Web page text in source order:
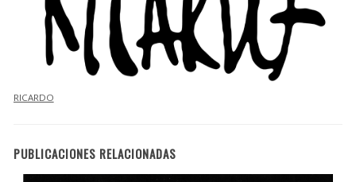
RICARDO
PUBLICACIONES RELACIONADAS